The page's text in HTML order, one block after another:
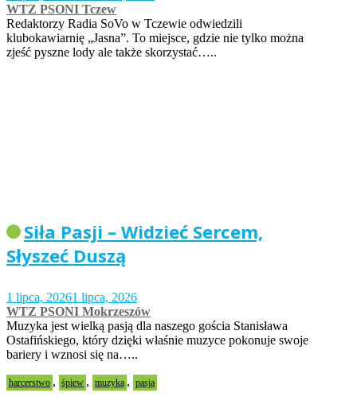
WTZ PSONI Tczew
Redaktorzy Radia SoVo w Tczewie odwiedzili
klubokawiarnię „Jasna”. To miejsce, gdzie nie tylko można
zjeść pyszne lody ale także skorzystać…..
Siła Pasji – Widzieć Sercem,
Słyszeć Duszą
1 lipca, 20261 lipca, 2026
WTZ PSONI Mokrzeszów
Muzyka jest wielką pasją dla naszego gościa Stanisława
Ostafińskiego, który dzięki właśnie muzyce pokonuje swoje
bariery i wznosi się na…..
harcerstwo , śpiew , muzyka , pasja